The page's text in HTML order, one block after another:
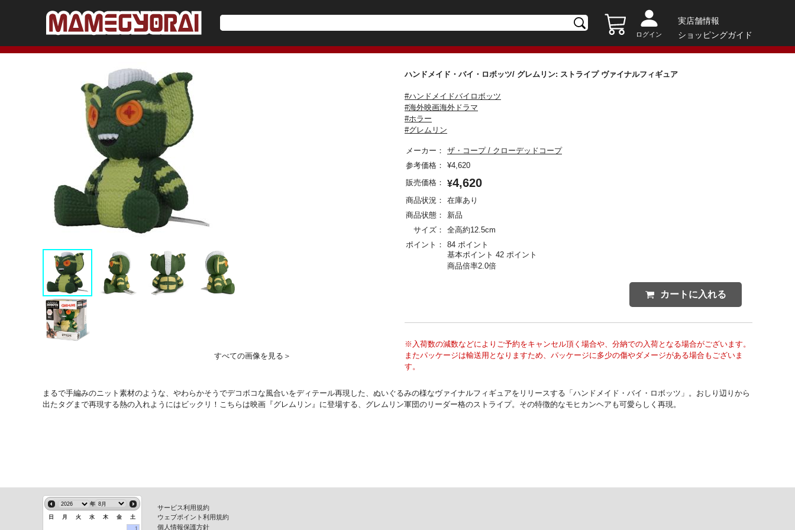
ログイン
実店舗情報
ショッピングガイド
すべての画像を見る＞
ハンドメイド・バイ・ロボッツ/ グレムリン: ストライプ ヴァイナルフィギュア
#ハンドメイドバイロボッツ
#海外映画海外ドラマ
#ホラー
#グレムリン
メーカー：
ザ・コープ / クローデッドコープ
参考価格：
¥4,620
販売価格：
¥4,620
商品状況：
在庫あり
商品状態：
新品
サイズ：
全高約12.5cm
ポイント：
84 ポイント
基本ポイント 42 ポイント
商品倍率2.0倍
カートに入れる
※入荷数の減数などによりご予約をキャンセル頂く場合や、分納での入荷となる場合がございます。
またパッケージは輸送用となりますため、パッケージに多少の傷やダメージがある場合もございま
す。
まるで手編みのニット素材のような、やわらかそうでデコボコな風合いをディテール再現した、ぬいぐるみの様なヴァイナルフィギュアをリリースする「ハンドメイド・バイ・ロボッツ」。おしり辺りから
出たタグまで再現する熱の入れようにはビックリ！こちらは映画『グレムリン』に登場する、グレムリン軍団のリーダー格のストライプ。その特徴的なモヒカンヘアも可愛らしく再現。
年
日 月 火 水 木 金
土
1
サービス利用規約
ウェブポイント利用規約
個人情報保護方針